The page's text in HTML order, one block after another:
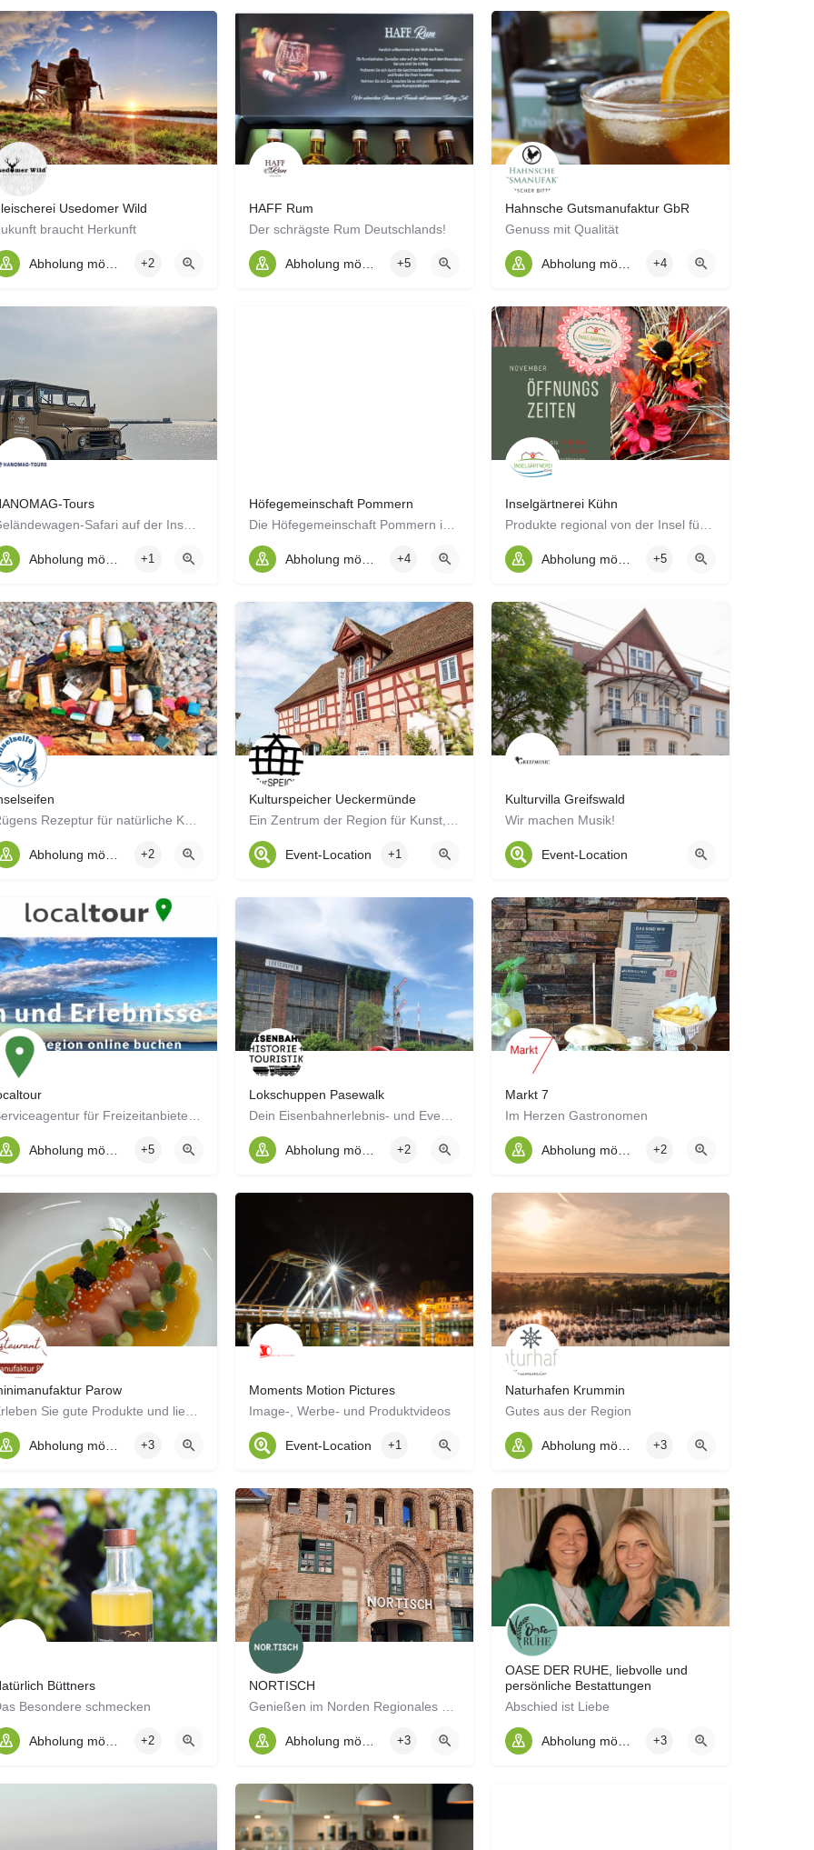
Usedomer Wild
braucht Herkunft
+2
HAFF Rum
Der schrägste Rum Deutschlands!
+5
Hahnsche Gutsmanufaktur GbR
Genuss mit Qualität
+4
Tours
+1
Höfegemeinschaft Pommern
+4
Inselgärtnerei Kühn
+5
+2
Kulturspeicher Ueckermünde
Event-Location +1
Kulturvilla Greifswald
Wir machen Musik!
Event-Location
+5
Lokschuppen Pasewalk
+2
Markt 7
Im Herzen Gastronomen
+2
Parow
+3
Moments Motion Pictures
Image-, Werbe- und Produktvideos
Event-Location +1
Naturhafen Krummin
Gutes aus der Region
+3
Büttners
Besondere schmecken
+2
NORTISCH
+3
OASE DER RUHE, liebvolle und
persönliche Bestattungen
Abschied ist Liebe
+3